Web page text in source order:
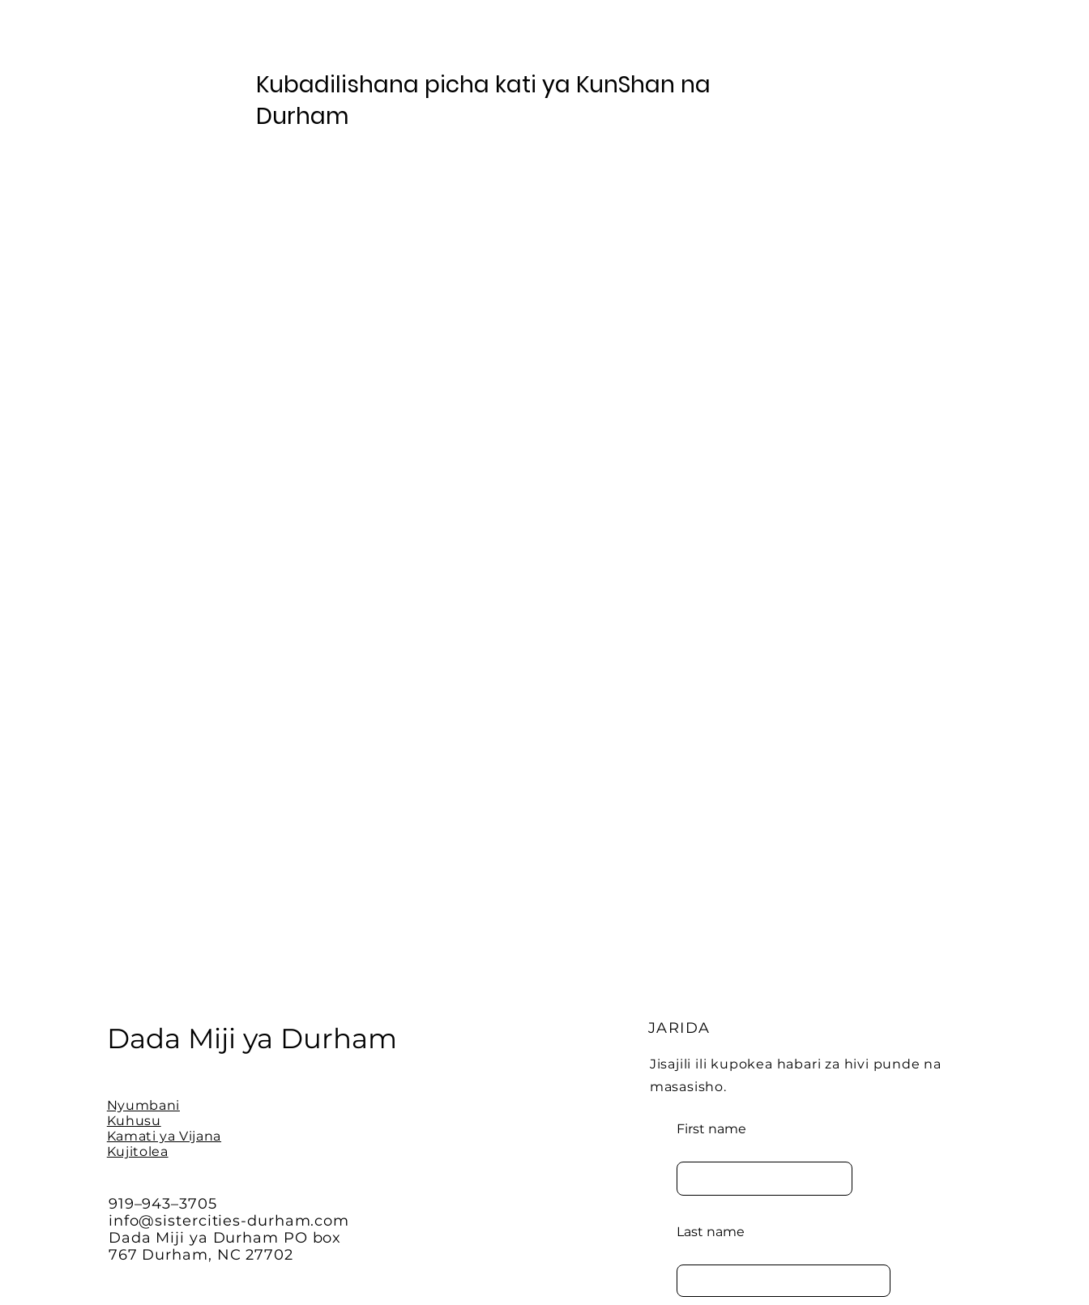
Kubadilishana picha kati ya KunShan na
Durham
Dada Miji ya Durham
Nyumbani
Kuhusu
Kamati ya Vijana
Kujitolea
919–943–3705
info@sistercities-durham.com
Dada Miji ya Durham PO box
767 Durham, NC 27702
JARIDA
Jisajili ili kupokea habari za hivi punde na
masasisho.
First name
Last name